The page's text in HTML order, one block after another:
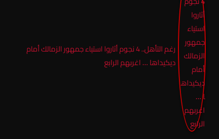
رغم التأهل.. 4 نجوم أثاروا استياء جمهور الزمالك أمام
ديكيداها … اغربهم الرابع